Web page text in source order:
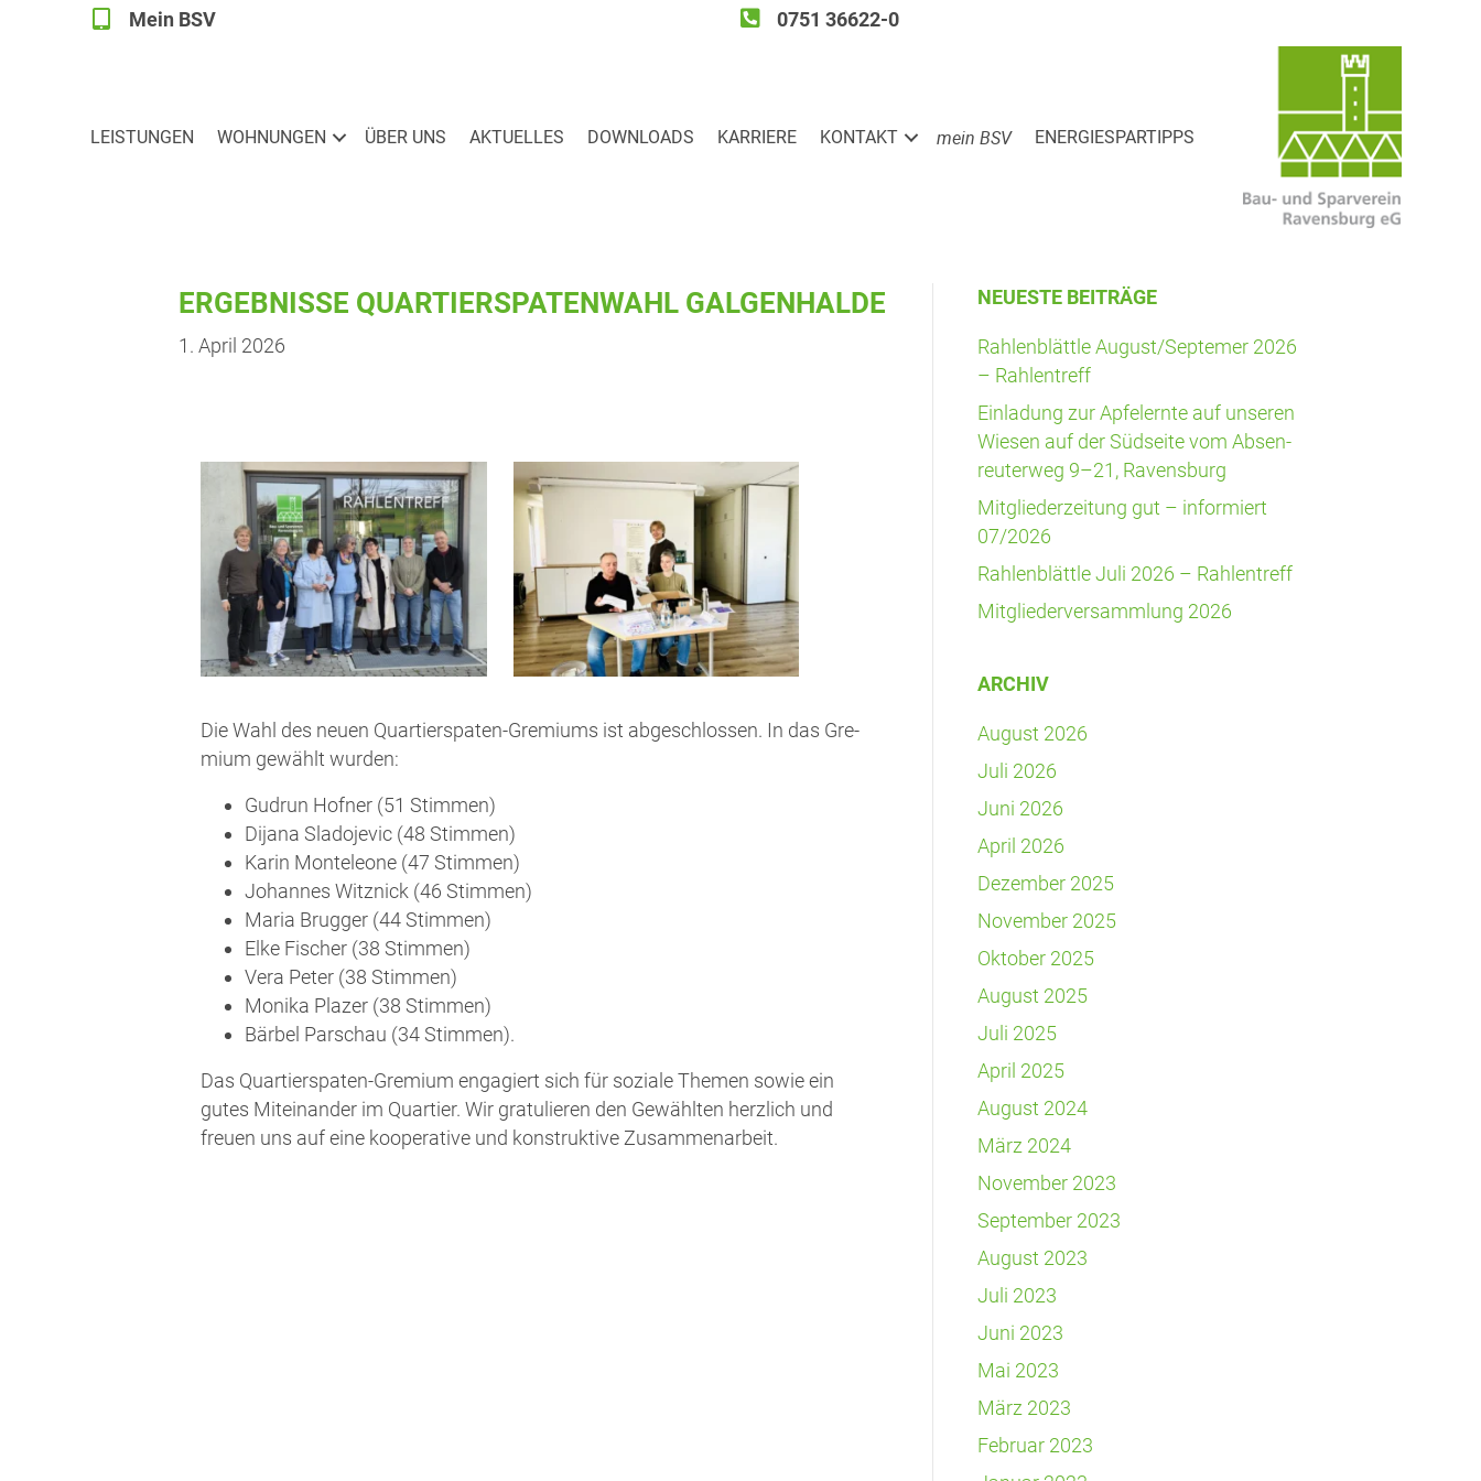
Mein BSV
Mein BSV 0751 36622-0
LEIS­TUN­GEN WOH­NUN­GEN ÜBER UNS AKTU­EL­LES DOWN­LOADS KAR­RIE­RE KON­TAKT mein BSV ENER­GIE­SPAR­TIPPS
ERGEB­NIS­SE QUAR­TIER­SPA­TEN­WAHL GALGENHALDE
1. April 2026
Die Wahl des neu­en Quar­tier­spa­ten-Gre­mi­ums ist abge­schlos­sen. In das Gre­
mi­um gewählt wurden:
Gud­run Hof­ner (51 Stimmen)
Dija­na Sla­do­je­vic (48 Stimmen)
Karin Mon­te­leo­ne (47 Stimmen)
Johan­nes Witz­nick (46 Stimmen)
Maria Brug­ger (44 Stimmen)
Elke Fischer (38 Stimmen)
Vera Peter (38 Stimmen)
Moni­ka Pla­zer (38 Stimmen)
Bär­bel Par­schau (34 Stimmen).
Das Quar­tier­spa­ten-Gre­mi­um enga­giert sich für sozia­le The­men sowie ein
gutes Mit­ein­an­der im Quar­tier. Wir gra­tu­lie­ren den Gewähl­ten herz­lich und
freu­en uns auf eine koope­ra­ti­ve und kon­struk­ti­ve Zusammenarbeit.
NEU­ES­TE BEITRÄGE
Rah­len­blätt­le August/Septemer 2026
– Rahlentreff
Ein­la­dung zur Apfel­ern­te auf unse­ren
Wie­sen auf der Süd­sei­te vom Absen­
reu­ter­weg 9–21, Ravensburg
Mit­glie­der­zei­tung gut – infor­miert
07/2026
Rah­len­blätt­le Juli 2026 – Rahlentreff
Mit­glie­der­ver­samm­lung 2026
ARCHIV
August 2026
Juli 2026
Juni 2026
April 2026
Dezember 2025
November 2025
Oktober 2025
August 2025
Juli 2025
April 2025
August 2024
März 2024
November 2023
September 2023
August 2023
Juli 2023
Juni 2023
Mai 2023
März 2023
Februar 2023